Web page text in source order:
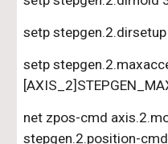
setp
setp
net zpos-cmd
stepgen.2.position-cmd